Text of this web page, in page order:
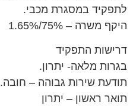
לתפקיד במסגרת מכבי.
היקף משרה – 75%/65%.1
דרישות התפקיד
בגרות מלאה- יתרון.
תודעת שירות גבוהה – חובה.
תואר ראשון – יתרון